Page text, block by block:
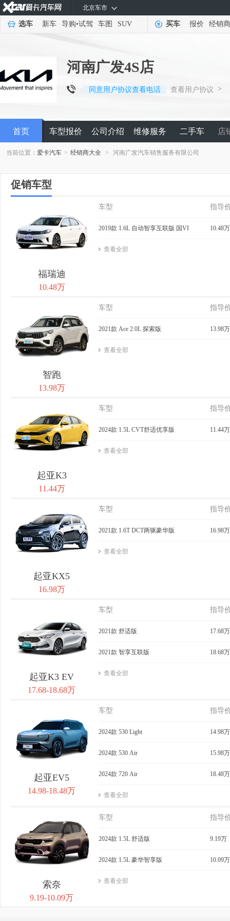
北京车市
选车 新车 导购•试驾 车图 SUV 买车 报价 经销商
河南广发4S店
同意用户协议查看电话 查看用户协议 >
首页 车型报价 公司介绍 维修服务 二手车 店
当前位置：爱卡汽车 > 经销商大全 > 河南广发汽车销售服务有限公司
促销车型
福瑞迪
10.48万
车型 指导
2019款 1.6L 自动智享互联版 国VI 10.48万
查看全部
智跑
13.98万
车型 指导
2021款 Ace 2.0L 探索版 13.98万
查看全部
起亚K3
11.44万
车型 指导
2024款 1.5L CVT舒适优享版 11.44万
查看全部
起亚KX5
16.98万
车型 指导
2021款 1.6T DCT两驱豪华版 16.98万
查看全部
起亚K3 EV
17.68-18.68万
车型 指导
2021款 舒适版 17.68万
2021款 智享互联版 18.68万
查看全部
起亚EV5
14.98-18.48万
车型 指导
2024款 530 Light 14.98万
2024款 530 Air 15.98万
2024款 720 Air 18.48万
查看全部
索奈
9.19-10.09万
车型 指导
2024款 1.5L 舒适版 9.19万
2024款 1.5L 豪华智享版 10.09万
查看全部